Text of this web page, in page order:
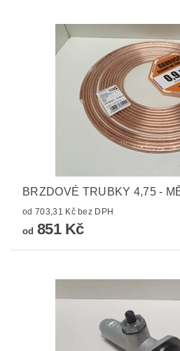
BRZDOVÉ TRUBKY 4,75 -
od 703,31 Kč bez DPH
od 851 Kč